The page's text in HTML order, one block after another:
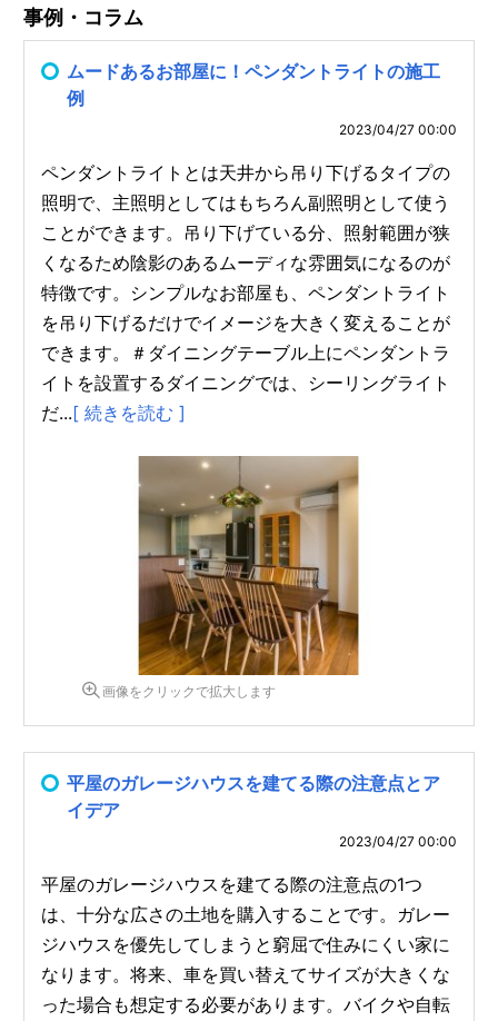
事例・コラム
ムードあるお部屋に！ペンダントライトの施工
例
2023/04/27 00:00
ペンダントライトとは天井から吊り下げるタイプの
照明で、主照明としてはもちろん副照明として使う
ことができます。吊り下げている分、照射範囲が狭
くなるため陰影のあるムーディな雰囲気になるのが
特徴です。シンプルなお部屋も、ペンダントライト
を吊り下げるだけでイメージを大きく変えることが
できます。＃ダイニングテーブル上にペンダントラ
イトを設置するダイニングでは、シーリングライト
だ...[ 続きを読む ]
画像をクリックで拡大します
平屋のガレージハウスを建てる際の注意点とア
イデア
2023/04/27 00:00
平屋のガレージハウスを建てる際の注意点の1つ
は、十分な広さの土地を購入することです。ガレー
ジハウスを優先してしまうと窮屈で住みにくい家に
なります。将来、車を買い替えてサイズが大きくな
った場合も想定する必要があります。バイクや自転